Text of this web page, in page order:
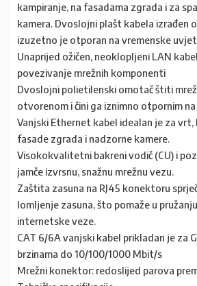
kampiranje, na fasadama zgrada i za
kamera. Dvoslojni plašt kabela izrađen
izuzetno je otporan na vremenske
Unaprijed ožičen, neoklopljeni LAN
povezivanje mrežnih komponenti
Dvoslojni polietilenski omotač štiti
otvorenom i čini ga iznimno otpornim
Vanjski Ethernet kabel idealan je za vrt,
fasade zgrada i nadzorne kamere.
Visokokvalitetni bakreni vodič (CU) i
jamče izvrsnu, snažnu mrežnu vezu.
Zaštita zasuna na RJ45 konektoru
lomljenje zasuna, što pomaže u
internetske veze.
CAT 6/6A vanjski kabel prikladan je za
brzinama do 10/100/1000 Mbit/s
Mrežni konektor: redoslijed parova